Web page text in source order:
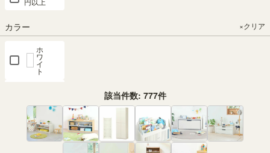
カラー ×クリア
ホ
ワ
イ
ト
ラウ
ン
ダー
クブ
該当件数: 777件